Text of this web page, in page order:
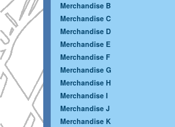
Merchandise B
Merchandise C
Merchandise D
Merchandise E
Merchandise F
Merchandise G
Merchandise H
Merchandise I
Merchandise J
Merchandise K